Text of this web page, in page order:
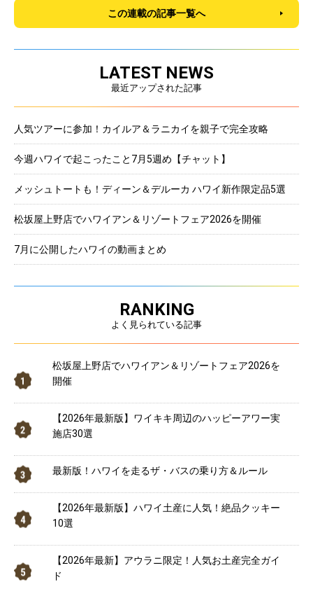
この連載の記事一覧へ
LATEST NEWS
最近アップされた記事
人気ツアーに参加！カイルア＆ラニカイを親子で完全攻略
今週ハワイで起こったこと7月5週め【チャット】
メッシュトートも！ディーン＆デルーカ ハワイ新作限定品5選
松坂屋上野店でハワイアン＆リゾートフェア2026を開催
7月に公開したハワイの動画まとめ
RANKING
よく見られている記事
松坂屋上野店でハワイアン＆リゾートフェア2026を
開催
【2026年最新版】ワイキキ周辺のハッピーアワー実
施店30選
最新版！ハワイを走るザ・バスの乗り方＆ルール
【2026年最新版】ハワイ土産に人気！絶品クッキー
10選
【2026年最新】アウラニ限定！人気お土産完全ガイ
ド